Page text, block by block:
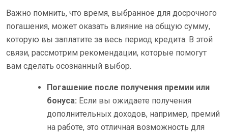
Важно помнить, что время, выбранное для досрочного
погашения, может оказать влияние на общую сумму,
которую вы заплатите за весь период кредита. В этой
связи, рассмотрим рекомендации, которые помогут
вам сделать осознанный выбор.
Погашение после получения премии или
бонуса: Если вы ожидаете получения
дополнительных доходов, например, премий
на работе, это отличная возможность для